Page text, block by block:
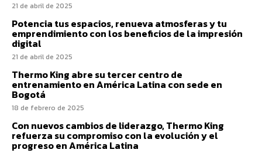
21 de abril de 2025
Potencia tus espacios, renueva atmosferas y tu
emprendimiento con los beneficios de la impresión
digital
21 de abril de 2025
Thermo King abre su tercer centro de
entrenamiento en América Latina con sede en
Bogotá
18 de febrero de 2025
Con nuevos cambios de liderazgo, Thermo King
refuerza su compromiso con la evolución y el
progreso en América Latina